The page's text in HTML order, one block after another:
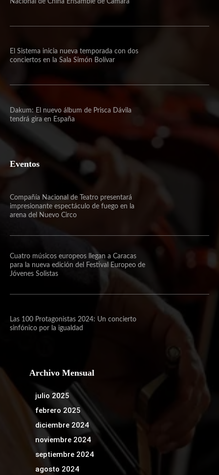
Nacional de China Ensamble de Cámara
El Sistema inicia nueva temporada con dos
conciertos en la Sala Simón Bolívar
Dakum: El nuevo álbum de Prisca Dávila
tendrá gira en España
Eventos
Compañía Nacional de Teatro presentará
impresionante espectáculo de fuego en la
arena del Nuevo Circo
Cuatro músicos europeos llegan a Caracas
para la nueva edición del Festival Europeo de
Jóvenes Solistas
Las 100 Protagonistas 2024: Un concierto
sinfónico por la igualdad
Archivo Mensual
julio 2025
febrero 2025
diciembre 2024
noviembre 2024
septiembre 2024
agosto 2024